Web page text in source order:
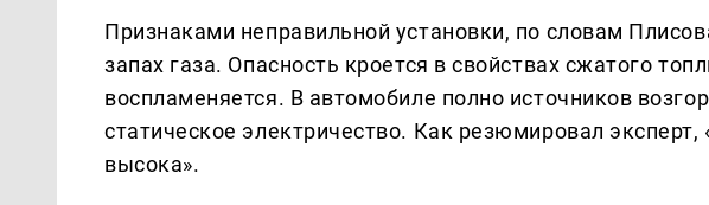
Признаками неправильной установки, по словам
запах газа. Опасность кроется в свойствах сжатого
воспламеняется. В автомобиле полно источников
статическое электричество. Как резюмировал эксперт,
высока».